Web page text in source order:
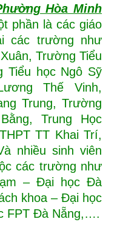
Hòa Minh
phần là các giáo
các trường như
Trường Tiểu
Tiểu học Ngô Sỹ
Thế Vinh,
Trung, Trường
Trung Học
TT Khai Trí,
nhiều sinh viên
các trường như
– Đại học Đà
khoa – Đại học
FPT Đà Nẵng,….